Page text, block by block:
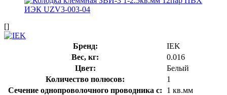
[]
Бренд:
IEK
Вес, кг:
0.016
Цвет:
Белый
Количество полюсов:
1
Сечение однопроволочного проводника с:
1 кв.мм